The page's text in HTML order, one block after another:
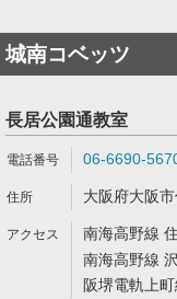
城南コベッツ
長居公園通教室
06-6690-
大阪府大阪
南海高野線
南海高野線
阪堺電軌上